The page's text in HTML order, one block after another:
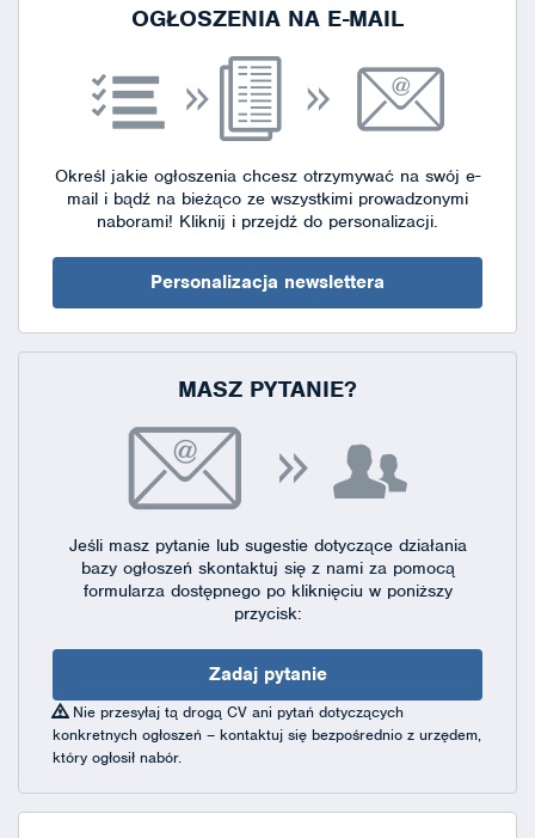
OGŁOSZENIA NA E-MAIL
Określ jakie ogłoszenia chcesz otrzymywać na swój e-
mail i bądź na bieżąco ze wszystkimi prowadzonymi
naborami! Kliknij i przejdź do personalizacji.
Personalizacja newslettera
MASZ PYTANIE?
Jeśli masz pytanie lub sugestie dotyczące działania
bazy ogłoszeń skontaktuj się z nami za pomocą
formularza dostępnegopo kliknięciu w poniższy
przycisk:
Zadaj pytanie
Nie przesyłaj tą drogą CV ani pytań dotyczących
konkretnych ogłoszeń – kontaktuj się bezpośrednio z urzędem,
który ogłosił nabór.